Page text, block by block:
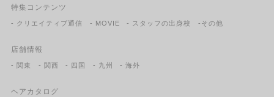
特集コンテンツ
- クリエイティブ通信 - MOVIE - スタッフの出身校 -その他
店舗情報
- 関東 - 関西 - 四国 - 九州 - 海外
ヘアカタログ